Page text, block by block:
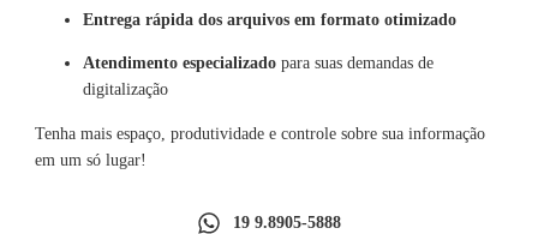
Entrega rápida dos arquivos em formato otimizado
Atendimento especializadopara suas demandas de
digitalização
Tenha mais espaço, produtividade e controle sobre sua informação
em um só lugar!
19 9.8905-5888